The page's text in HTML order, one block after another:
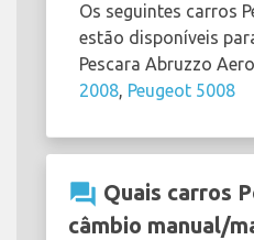
Os seguintes carros
estão disponíveis
Pescara Abruzzo
2008, Peugeot 5008
question_answer Quais carros
câmbio manual/